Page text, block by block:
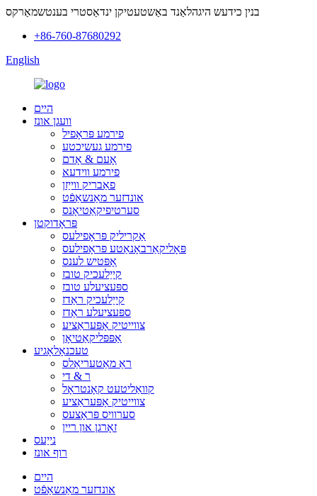
בנין כידעש היגהלאַנד באַשטעטיקן ינדאַסטרי בענטשמאַרקס
+86-760-87680292
English
היים
וועגן אונז
פירמע פּראָפיל
פירמע געשיכטע
אָעם & אָדם
פירמע ווידעא
פאַבריק ווייַזן
אונדזער מאַנשאַפֿט
סערטיפיקאַטיאָנס
פּראָדוקטן
אַקריליק פּראָפילעס
פּאָליקאַרבאָנאַטע פּראָפילעס
אָפּטיש לענס
קייַלעכיק טובז
ספּעציעלע טובז
קייַלעכיק ראַדז
ספּעציעלע ראַדז
צווייטיק אָפּעראַציע
אַפּפּליקאַטיאָן
טעכנאָלאָגיע
ראַ מאַטעריאַלס
ר & די
קוואַליטעט קאָנטראָל
צווייטיק אָפּעראַציע
סערוויס פּראָצעס
זאָרגן און ריין
נייַעס
רוף אונז
היים
אונדזער מאַנשאַפֿט